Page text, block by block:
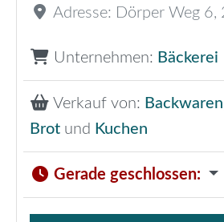
Adresse: Dörper Weg 6,
Unternehmen: Bäckerei
Verkauf von: Backwaren
Brot und Kuchen
Gerade geschlossen: